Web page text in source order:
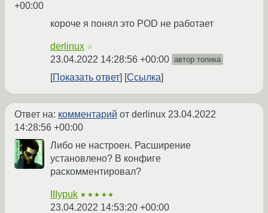
+00:00
короче я понял это POD не работает
derlinux ☆
23.04.2022 14:28:56 +00:00 автор топика
Показать ответ Ссылка
Ответ на: комментарий от derlinux 23.04.2022
14:28:56 +00:00
Либо не настроен. Расширение
установлено? В конфиге
раскомментировал?
IIIypuk ★★★★★
23.04.2022 14:53:20 +00:00